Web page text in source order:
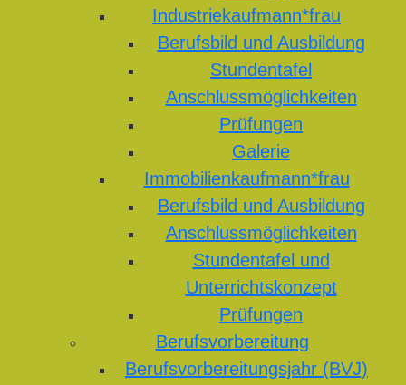
Industriekaufmann*frau
Berufsbild und Ausbildung
Stundentafel
Anschlussmöglichkeiten
Prüfungen
Galerie
Immobilienkaufmann*frau
Berufsbild und Ausbildung
Anschlussmöglichkeiten
Stundentafel und
Unterrichtskonzept
Prüfungen
Berufsvorbereitung
Berufsvorbereitungsjahr (BVJ)